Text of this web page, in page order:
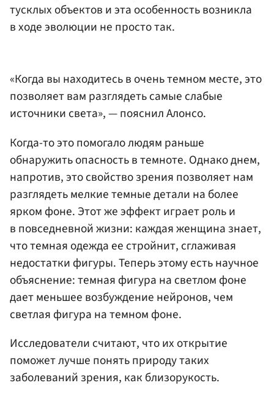
тусклых объектов и эта особенность возникла
в ходе эволюции не просто так.
«Когда вы находитесь в очень темном месте, это
позволяет вам разглядеть самые слабые
источники света», — пояснил Алонсо.
Когда-то это помогало людям раньше
обнаружить опасность в темноте. Однако днем,
напротив, это свойство зрения позволяет нам
разглядеть мелкие темные детали на более
ярком фоне. Этот же эффект играет роль и
в повседневной жизни: каждая женщина знает,
что темная одежда ее стройнит, сглаживая
недостатки фигуры. Теперь этому есть научное
объяснение: темная фигура на светлом фоне
дает меньшее возбуждение нейронов, чем
светлая фигура на темном фоне.
Исследователи считают, что их открытие
поможет лучше понять природу таких
заболеваний зрения, как близорукость.